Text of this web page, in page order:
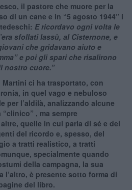
il pastore che muore per la
di un cane e in “5 agosto 1944” i
E ricordavo ogni volta le
sfollati lassù, al Cisternone, e
che gridavano aiuto e
e poi gli spari che risalirono
nostro cuore.”
ci ha trasportato, con
in quel vago e nebuloso
per l’aldilà, analizzando alcune
, ma sempre
quelle in cui parla di sé e dei
del ricordo e, spesso, del
a tratti realistico, a tratti
specialmente quando
della campagna, la sua
l’altro, è presente sotto forma di
del libro.